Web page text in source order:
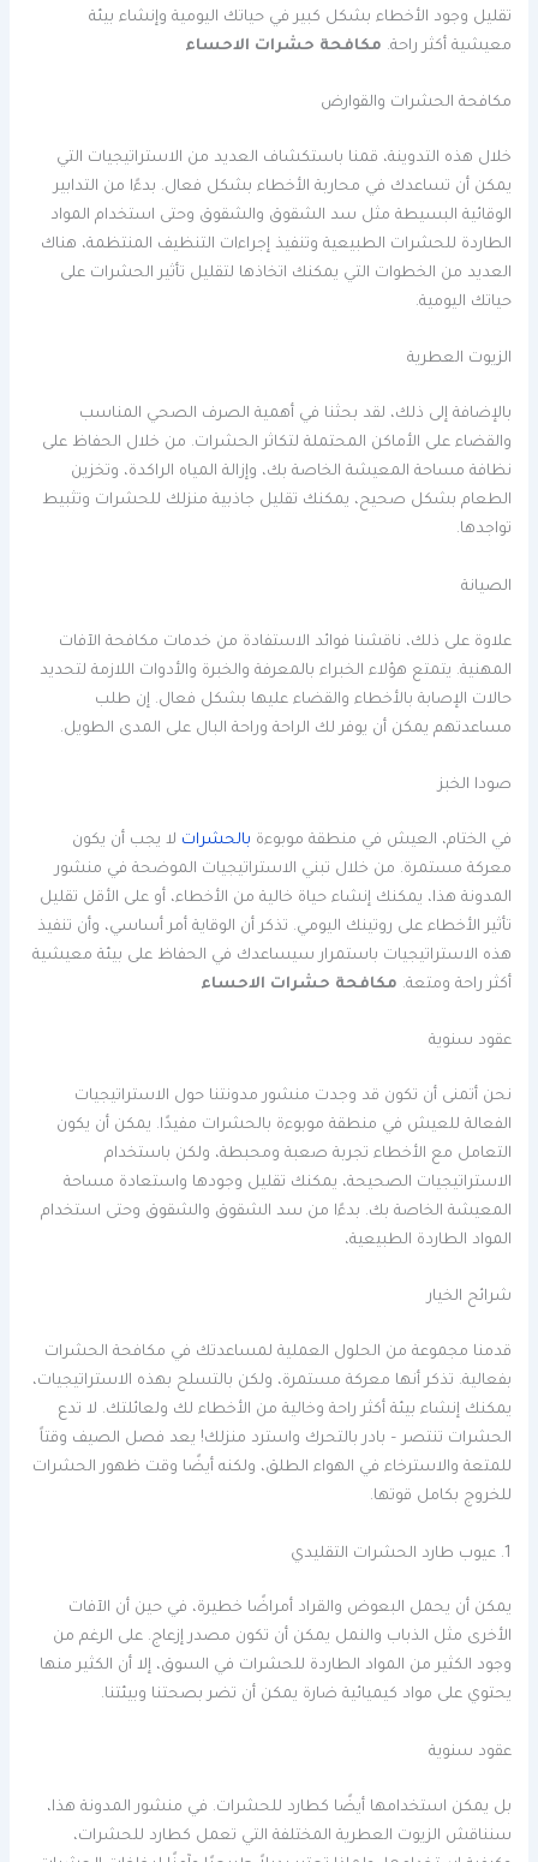
تقليل وجود الأخطاء بشكل كبير في حياتك اليومية وإنشاء بيئة
معيشية أكثر راحة. مكافحة حشرات الاحساء
مكافحة الحشرات والقوارض
خلال هذه التدوينة، قمنا باستكشاف العديد من الاستراتيجيات التي
يمكن أن تساعدك في محاربة الأخطاء بشكل فعال. بدءًا من التدابير
الوقائية البسيطة مثل سد الشقوق والشقوق وحتى استخدام المواد
الطاردة للحشرات الطبيعية وتنفيذ إجراءات التنظيف المنتظمة، هناك
العديد من الخطوات التي يمكنك اتخاذها لتقليل تأثير الحشرات على
حياتك اليومية.
الزيوت العطرية
بالإضافة إلى ذلك، لقد بحثنا في أهمية الصرف الصحي المناسب
والقضاء على الأماكن المحتملة لتكاثر الحشرات. من خلال الحفاظ على
نظافة مساحة المعيشة الخاصة بك، وإزالة المياه الراكدة، وتخزين
الطعام بشكل صحيح، يمكنك تقليل جاذبية منزلك للحشرات وتثبيط
تواجدها.
الصيانة
علاوة على ذلك، ناقشنا فوائد الاستفادة من خدمات مكافحة الآفات
المهنية. يتمتع هؤلاء الخبراء بالمعرفة والخبرة والأدوات اللازمة لتحديد
حالات الإصابة بالأخطاء والقضاء عليها بشكل فعال. إن طلب
مساعدتهم يمكن أن يوفر لك الراحة وراحة البال على المدى الطويل.
صودا الخبز
في الختام، العيش في منطقة موبوءة بالحشرات لا يجب أن يكون
معركة مستمرة. من خلال تبني الاستراتيجيات الموضحة في منشور
المدونة هذا، يمكنك إنشاء حياة خالية من الأخطاء، أو على الأقل تقليل
تأثير الأخطاء على روتينك اليومي. تذكر أن الوقاية أمر أساسي، وأن تنفيذ
هذه الاستراتيجيات باستمرار سيساعدك في الحفاظ على بيئة معيشية
أكثر راحة ومتعة. مكافحة حشرات الاحساء
عقود سنوية
نحن أتمنى أن تكون قد وجدت منشور مدونتنا حول الاستراتيجيات
الفعالة للعيش في منطقة موبوءة بالحشرات مفيدًا. يمكن أن يكون
التعامل مع الأخطاء تجربة صعبة ومحبطة، ولكن باستخدام
الاستراتيجيات الصحيحة، يمكنك تقليل وجودها واستعادة مساحة
المعيشة الخاصة بك. بدءًا من سد الشقوق والشقوق وحتى استخدام
المواد الطاردة الطبيعية،
شرائح الخيار
قدمنا ​​مجموعة من الحلول العملية لمساعدتك في مكافحة الحشرات
بفعالية. تذكر أنها معركة مستمرة، ولكن بالتسلح بهذه الاستراتيجيات،
يمكنك إنشاء بيئة أكثر راحة وخالية من الأخطاء لك ولعائلتك. لا تدع
الحشرات تنتصر – بادر بالتحرك واسترد منزلك! يعد فصل الصيف وقتاً
للمتعة والاسترخاء في الهواء الطلق، ولكنه أيضًا وقت ظهور الحشرات
للخروج بكامل قوتها.
1. عيوب طارد الحشرات التقليدي
يمكن أن يحمل البعوض والقراد أمراضًا خطيرة، في حين أن الآفات
الأخرى مثل الذباب والنمل يمكن أن تكون مصدر إزعاج. على الرغم من
وجود الكثير من المواد الطاردة للحشرات في السوق، إلا أن الكثير منها
يحتوي على مواد كيميائية ضارة يمكن أن تضر بصحتنا وبيئتنا.
عقود سنوية
بل يمكن استخدامها أيضًا كطارد للحشرات. في منشور المدونة هذا،
سنناقش الزيوت العطرية المختلفة التي تعمل كطارد للحشرات،